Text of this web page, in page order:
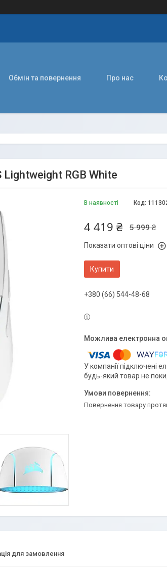
Обмін та повернення Про нас
RGB White
В наявності Код:
5 999 ₴
4 419 ₴
Показати оптові ціни
Купити
+380 (66) 544-48-68
У компанії підключені
будь-який товар не
повернення товару
для замовлення